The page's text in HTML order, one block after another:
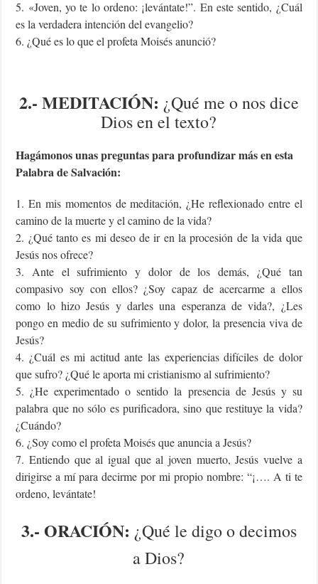
5. «Joven, yo te lo ordeno: ¡levántate!”. En este sentido, ¿Cuál
es la verdadera intención del evangelio?
6. ¿Qué es lo que el profeta Moisés anunció?
2.- MEDITACIÓN: ¿Qué me o nos dice
Dios en el texto?
Hagámonos unas preguntas para profundizar más en esta
Palabra de Salvación:
1. En mis momentos de meditación, ¿He reflexionado entre el
camino de la muerte y el camino de la vida?
2. ¿Qué tanto es mi deseo de ir en la procesión de la vida que
Jesús nos ofrece?
3. Ante el sufrimiento y dolor de los demás, ¿Qué tan
compasivo soy con ellos? ¿Soy capaz de acercarme a ellos
como lo hizo Jesús y darles una esperanza de vida?, ¿Les
pongo en medio de su sufrimiento y dolor, la presencia viva de
Jesús?
4. ¿Cuál es mi actitud ante las experiencias difíciles de dolor
que sufro? ¿Qué le aporta mi cristianismo al sufrimiento?
5. ¿He experimentado o sentido la presencia de Jesús y su
palabra que no sólo es purificadora, sino que restituye la vida?
¿Cuándo?
6. ¿Soy como el profeta Moisés que anuncia a Jesús?
7. Entiendo que al igual que al joven muerto, Jesús vuelve a
dirigirse a mí para decirme por mi propio nombre: “¡…. A ti te
ordeno, levántate!
3.- ORACIÓN: ¿Qué le digo o decimos
a Dios?